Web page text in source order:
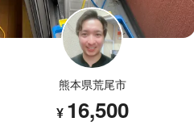
熊本県荒尾市
¥ 16,500